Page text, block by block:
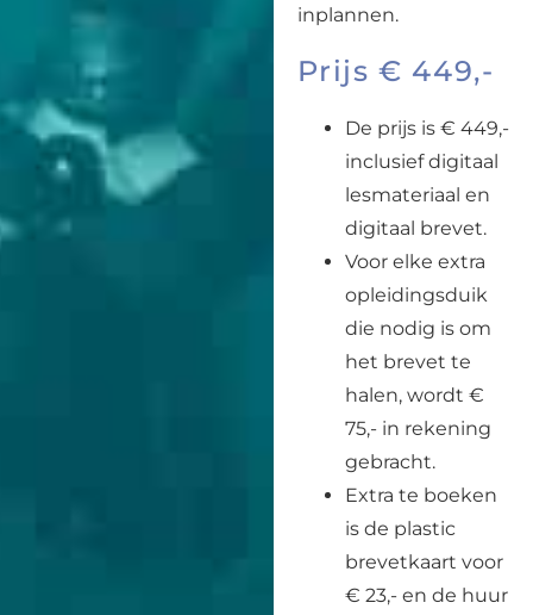
inplannen.
Prijs € 449,-
De prijs is € 449,-
inclusief digitaal
lesmateriaal en
digitaal brevet.
Voor elke extra
opleidingsduik
die nodig is om
het brevet te
halen, wordt €
75,- in rekening
gebracht.
Extra te boeken
is de plastic
brevetkaart voor
€ 23,- en de huur